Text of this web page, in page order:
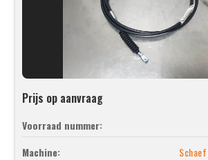
Prijs op aanvraag
Voorraad nummer:
Machine: